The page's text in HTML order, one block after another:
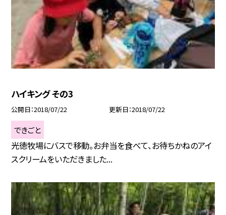
ハイキング その3
公開日 2018/07/22 更新日 2018/07/22
できごと
光徳牧場にバスで移動。お弁当を食べて、お待ちかねのアイ
スクリームをいただきました...